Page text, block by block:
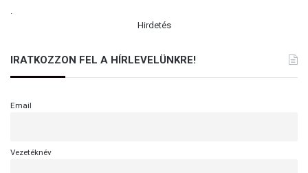
.
Hirdetés
IRATKOZZON FEL A HÍRLEVELÜNKRE!
Email
Vezetéknév